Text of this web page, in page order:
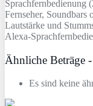
Sprachfernbedienung
Fernseher,
Lautstärke und
Alexa-
Ähnliche Beträge
Es sind keine